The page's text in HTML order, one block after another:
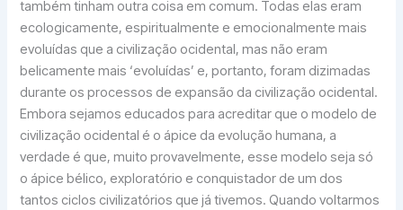
também tinham outra coisa em comum. Todas elas eram
ecologicamente, espiritualmente e emocionalmente mais
evoluídas que a civilização ocidental, mas não eram
belicamente mais ‘evoluídas’ e, portanto, foram dizimadas
durante os processos de expansão da civilização ocidental.
Embora sejamos educados para acreditar que o modelo de
civilização ocidental é o ápice da evolução humana, a
verdade é que, muito provavelmente, esse modelo seja só
o ápice bélico, exploratório e conquistador de um dos
tantos ciclos civilizatórios que já tivemos. Quando voltarmos